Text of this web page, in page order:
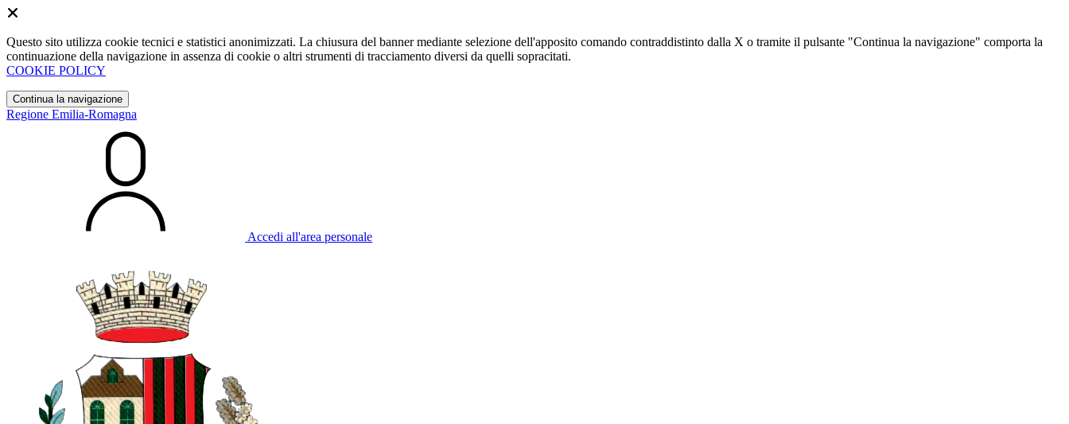
Questo sito utilizza cookie tecnici e statistici anonimizzati. La chiusura del banner mediante selezione dell'apposito comando contraddistinto dalla X o tramite il pulsante "Continua la navigazione" comporta la
continuazione della navigazione in assenza di cookie o altri strumenti di tracciamento diversi da quelli sopracitati.
COOKIE POLICY
Continua la navigazione
Regione Emilia-Romagna
Accedi all'area personale